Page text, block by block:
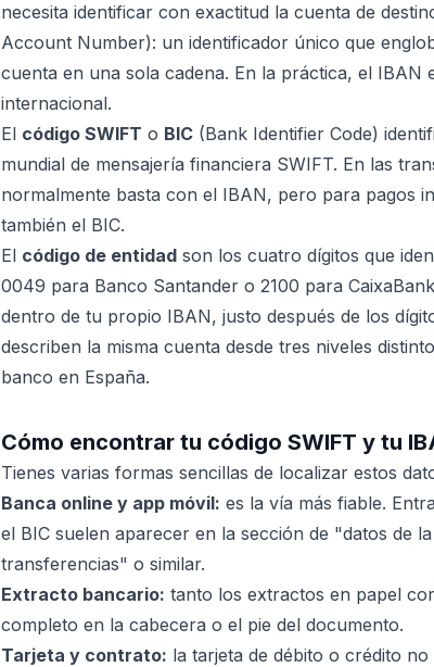
necesita identificar con exactitud la cuenta de
Account Number): un identificador único que
cuenta en una sola cadena. En la práctica, el
internacional.
El código SWIFT o BIC (Bank Identifier Code)
mundial de mensajería financiera SWIFT. En las
normalmente basta con el IBAN, pero para pagos
también el BIC.
El código de entidad son los cuatro dígitos que
0049 para Banco Santander o 2100 para
dentro de tu propio IBAN, justo después de los
describen la misma cuenta desde tres niveles
banco en España.
Cómo encontrar tu código SWIFT y tu
Tienes varias formas sencillas de localizar estos
Banca online y app móvil: es la vía más fiable.
el BIC suelen aparecer en la sección de "datos de
transferencias" o similar.
Extracto bancario: tanto los extractos en papel
completo en la cabecera o el pie del documento.
Tarjeta y contrato: la tarjeta de débito o crédito